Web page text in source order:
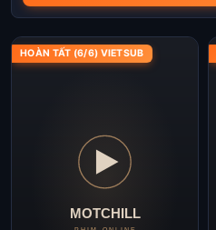
HOÀN TẤT (6/6) VIETSUB